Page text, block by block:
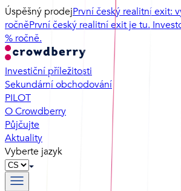
Úspěšný prodejPrvní český realitní exit:
ročněPrvní český realitní exit je tu.
% ročně.
Investiční příležitosti
Sekundární obchodování
PILOT
O Crowdberry
Půjčujte
Aktuality
Vyberte jazyk